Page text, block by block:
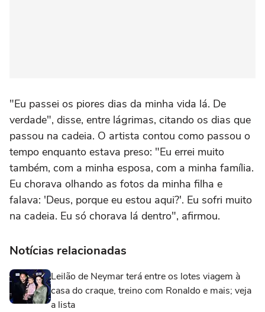
"Eu passei os piores dias da minha vida lá. De
verdade", disse, entre lágrimas, citando os dias que
passou na cadeia. O artista contou como passou o
tempo enquanto estava preso: "Eu errei muito
também, com a minha esposa, com a minha família.
Eu chorava olhando as fotos da minha filha e
falava: 'Deus, porque eu estou aqui?'. Eu sofri muito
na cadeia. Eu só chorava lá dentro", afirmou.
Notícias relacionadas
Leilão de Neymar terá entre os lotes viagem à
casa do craque, treino com Ronaldo e mais; veja
a lista